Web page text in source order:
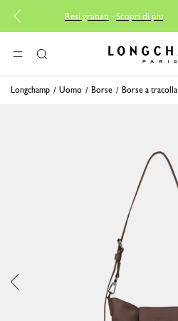
Resi gratuiti Scopri di piu
MENURicerca Longchamp - Home
Longchamp Uomo Borse Borse a tracolla